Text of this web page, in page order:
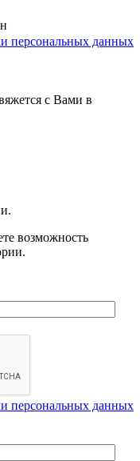
персональных данных
с Вами в
возможность
персональных данных